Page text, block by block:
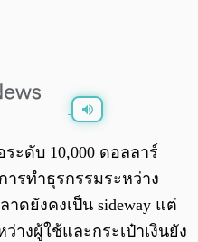
0:00
ระดับ 10,000 ดอลลาร์
ารทำธุรกรรมระหว่าง
ดยังคงเป็น sideway แต่
างผู้ใช้และกระเป๋าเงินยัง